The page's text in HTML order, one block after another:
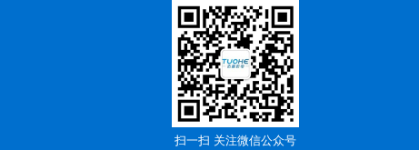
扫一扫 关注微信公众号